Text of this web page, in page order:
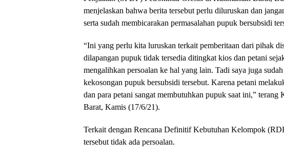
menjelaskan bahwa berita tersebut perlu diluruskan dan
serta sudah membicarakan permasalahan pupuk bersubsidi
“Ini yang perlu kita luruskan terkait pemberitaan dari pihak
dilapangan pupuk tidak tersedia ditingkat kios dan petani
mengalihkan persoalan ke hal yang lain. Tadi saya juga
kekosongan pupuk bersubsidi tersebut. Karena petani
dan para petani sangat membutuhkan pupuk saat ini,”
Barat, Kamis (17/6/21).
Terkait dengan Rencana Definitif Kebutuhan Kelompok
tersebut tidak ada persoalan.